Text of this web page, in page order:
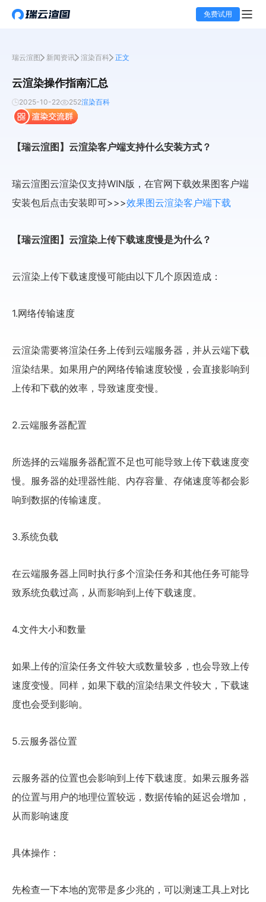
免费试用
瑞云渲图 新闻资讯 渲染百科 正文
云渲染操作指南汇总
2025-10-22 252渲染百科
【瑞云渲图】云渲染客户端支持什么安装方式？
瑞云渲图云渲染仅支持WIN版，在官网下载效果图客户端
安装包后点击安装即可>>>效果图云渲染客户端下载
【瑞云渲图】云渲染上传下载速度慢是为什么？
云渲染上传下载速度慢可能由以下几个原因造成：
1.网络传输速度
云渲染需要将渲染任务上传到云端服务器，并从云端下载
渲染结果。如果用户的网络传输速度较慢，会直接影响到
上传和下载的效率，导致速度变慢。
2.云端服务器配置
所选择的云端服务器配置不足也可能导致上传下载速度变
慢。服务器的处理器性能、内存容量、存储速度等都会影
响到数据的传输速度。
3.系统负载
在云端服务器上同时执行多个渲染任务和其他任务可能导
致系统负载过高，从而影响到上传下载速度。
4.文件大小和数量
如果上传的渲染任务文件较大或数量较多，也会导致上传
速度变慢。同样，如果下载的渲染结果文件较大，下载速
度也会受到影响。
5.云服务器位置
云服务器的位置也会影响到上传下载速度。如果云服务器
的位置与用户的地理位置较远，数据传输的延迟会增加，
从而影响速度
具体操作：
先检查一下本地的宽带是多少兆的，可以测速工具上对比